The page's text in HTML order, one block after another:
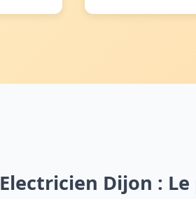
Electricien Dijon :